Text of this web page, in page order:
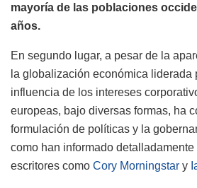
mayoría de las poblaciones
años.
En segundo lugar, a pesar de la
la globalización económica liderada
influencia de los intereses
europeas, bajo diversas formas, ha
formulación de políticas y la
como han informado
escritores como Cory Morningstar y